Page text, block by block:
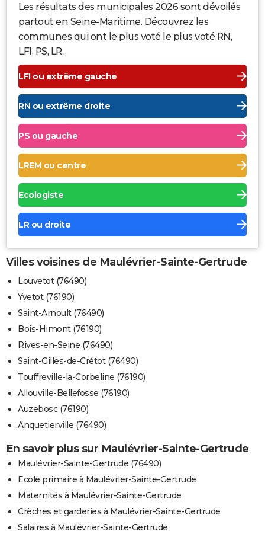
Les résultats des municipales 2026 sont dévoilés
partout en Seine-Maritime. Découvrez les
communes qui ont le plus voté le plus voté RN,
LFI, PS, LR...
LFI ou extrême gauche
RN ou extrême droite
PS ou gauche
LREM ou centre
Ecologiste
LR ou droite
Villes voisines de Maulévrier-Sainte-Gertrude
Louvetot (76490)
Yvetot (76190)
Saint-Arnoult (76490)
Bois-Himont (76190)
Rives-en-Seine (76490)
Saint-Gilles-de-Crétot (76490)
Touffreville-la-Corbeline (76190)
Allouville-Bellefosse (76190)
Auzebosc (76190)
Anquetierville (76490)
En savoir plus sur Maulévrier-Sainte-Gertrude
Maulévrier-Sainte-Gertrude (76490)
Ecole primaire à Maulévrier-Sainte-Gertrude
Maternités à Maulévrier-Sainte-Gertrude
Crèches et garderies à Maulévrier-Sainte-Gertrude
Salaires à Maulévrier-Sainte-Gertrude